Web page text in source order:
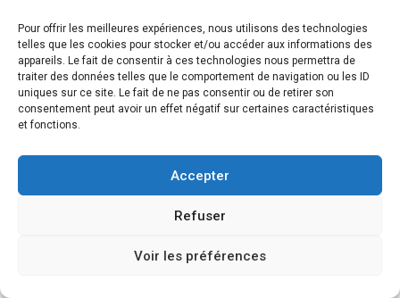
Pour offrir les meilleures expériences, nous utilisons des technologies
telles que les cookies pour stocker et/ou accéder aux informations des
appareils. Le fait de consentir à ces technologies nous permettra de
traiter des données telles que le comportement de navigation ou les ID
uniques sur ce site. Le fait de ne pas consentir ou de retirer son
consentement peut avoir un effet négatif sur certaines caractéristiques
et fonctions.
Accepter
Refuser
Voir les préférences
te respectent.
Et le mieux dans tout ça ?
Tu n’as rien à faire au quotidien. Pas besoin
d’animer ton site. Pas besoin de publier
propre, pro. Et si t’as envie, tu peux ajouter
une photo de chantier de temps en temps,